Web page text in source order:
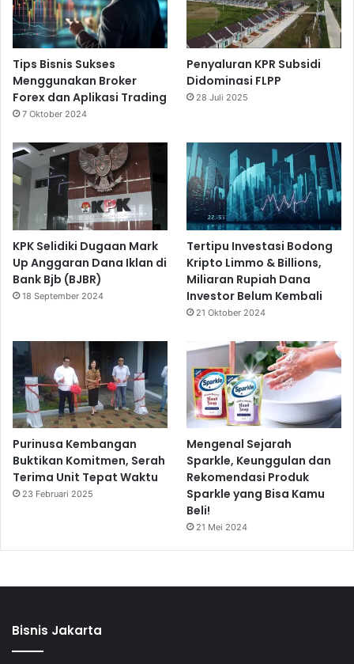
Tips Bisnis Sukses
Menggunakan Broker
Forex dan Aplikasi Trading
7 Oktober 2024
Penyaluran KPR Subsidi
Didominasi FLPP
28 Juli 2025
KPK Selidiki Dugaan Mark
Up Anggaran Dana Iklan di
Bank Bjb (BJBR)
18 September 2024
Tertipu Investasi Bodong
Kripto Limmo & Billions,
Miliaran Rupiah Dana
Investor Belum Kembali
21 Oktober 2024
Purinusa Kembangan
Buktikan Komitmen, Serah
Terima Unit Tepat Waktu
23 Februari 2025
Mengenal Sejarah
Sparkle, Keunggulan dan
Rekomendasi Produk
Sparkle yang Bisa Kamu
Beli!
21 Mei 2024
Bisnis Jakarta